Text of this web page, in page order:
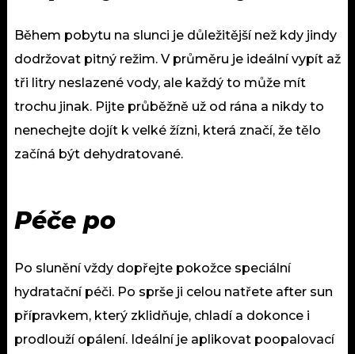
Během pobytu na slunci je důležitější než kdy jindy
dodržovat pitný režim. V průměru je ideální vypít až
tři litry neslazené vody, ale každý to může mít
trochu jinak. Pijte průběžně už od rána a nikdy to
nenechejte dojít k velké žízni, která značí, že tělo
začíná být dehydratované.
Péče po
Po slunění vždy dopřejte pokožce speciální
hydratační péči. Po sprše ji celou natřete after sun
přípravkem, který zklidňuje, chladí a dokonce i
prodlouží opálení. Ideální je aplikovat poopalovací